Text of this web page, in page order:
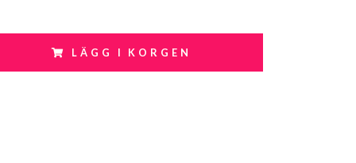
LÄGG I KORGEN